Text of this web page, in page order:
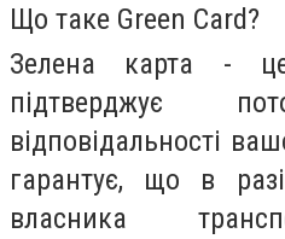
Що таке Green Card?
Зелена карта -
підтверджує
відповідальності
гарантує, що в
власника